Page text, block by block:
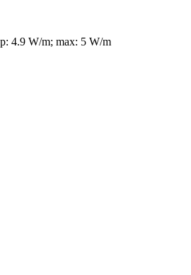
4.9 W/m; max: 5 W/m